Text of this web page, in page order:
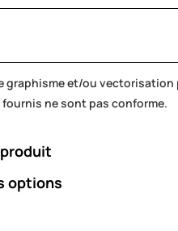
graphisme et/ou
ne sont pas conforme.
options